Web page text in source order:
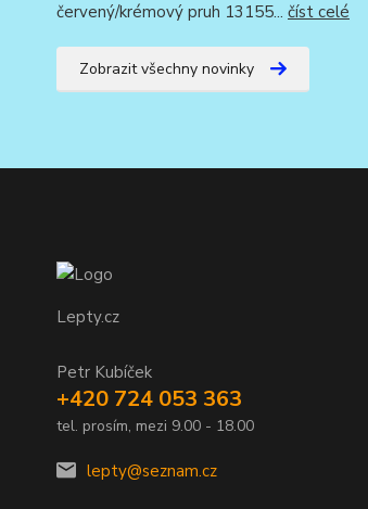
červený/krémový pruh 13155... číst celé
Zobrazit všechny novinky
Lepty.cz
Petr Kubíček
+420 724 053 363
tel. prosím, mezi 9.00 - 18.00
lepty@seznam.cz